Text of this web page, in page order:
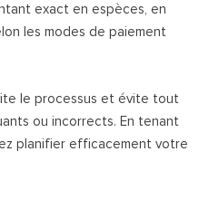
exact en espèces, en
les modes de paiement
le processus et évite tout
ou incorrects. En tenant
planifier efficacement votre